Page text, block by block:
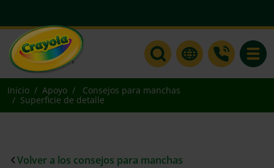
Inicio Apoyo
Consejos para manchas
Superficie de detalle
Volver a los consejos para manchas